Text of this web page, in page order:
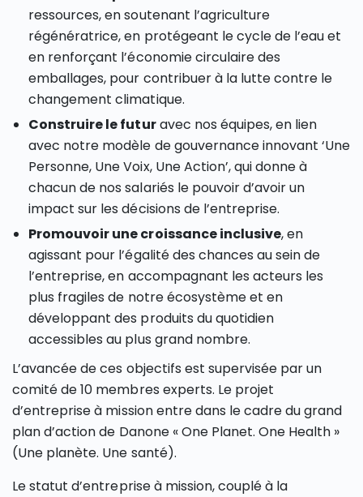
ressources, en soutenant l’agriculture
régénératrice, en protégeant le cycle de l’eau et
en renforçant l’économie circulaire des
emballages, pour contribuer à la lutte contre le
changement climatique.
Construire le futuravec nos équipes, en lien
avec notre modèle de gouvernance innovant ‘Une
Personne, Une Voix, Une Action’, qui donne à
chacun de nos salariés le pouvoir d’avoir un
impact sur les décisions de l’entreprise.
Promouvoir une croissance inclusive, en
agissant pour l’égalité des chances au sein de
l’entreprise, en accompagnant les acteurs les
plus fragiles de notre écosystème et en
développant des produits du quotidien
accessibles au plus grand nombre.
L’avancée de ces objectifs est supervisée par un
comité de 10 membres experts. Le projet
d’entreprise à mission entre dans le cadre du grand
plan d’action de Danone « One Planet. One Health »
(Une planète. Une santé).
Le statut d’entreprise à mission, couplé à la